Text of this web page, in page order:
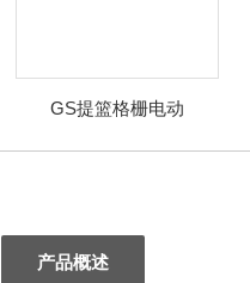
GS提篮格栅电动
产品概述